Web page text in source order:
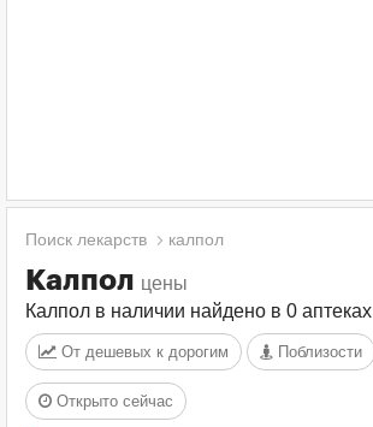
Поиск лекарств калпол
Калпол цены
Калпол в наличии найдено в 0 аптеках
От дешевых к дорогим Поблизости
Открыто сейчас